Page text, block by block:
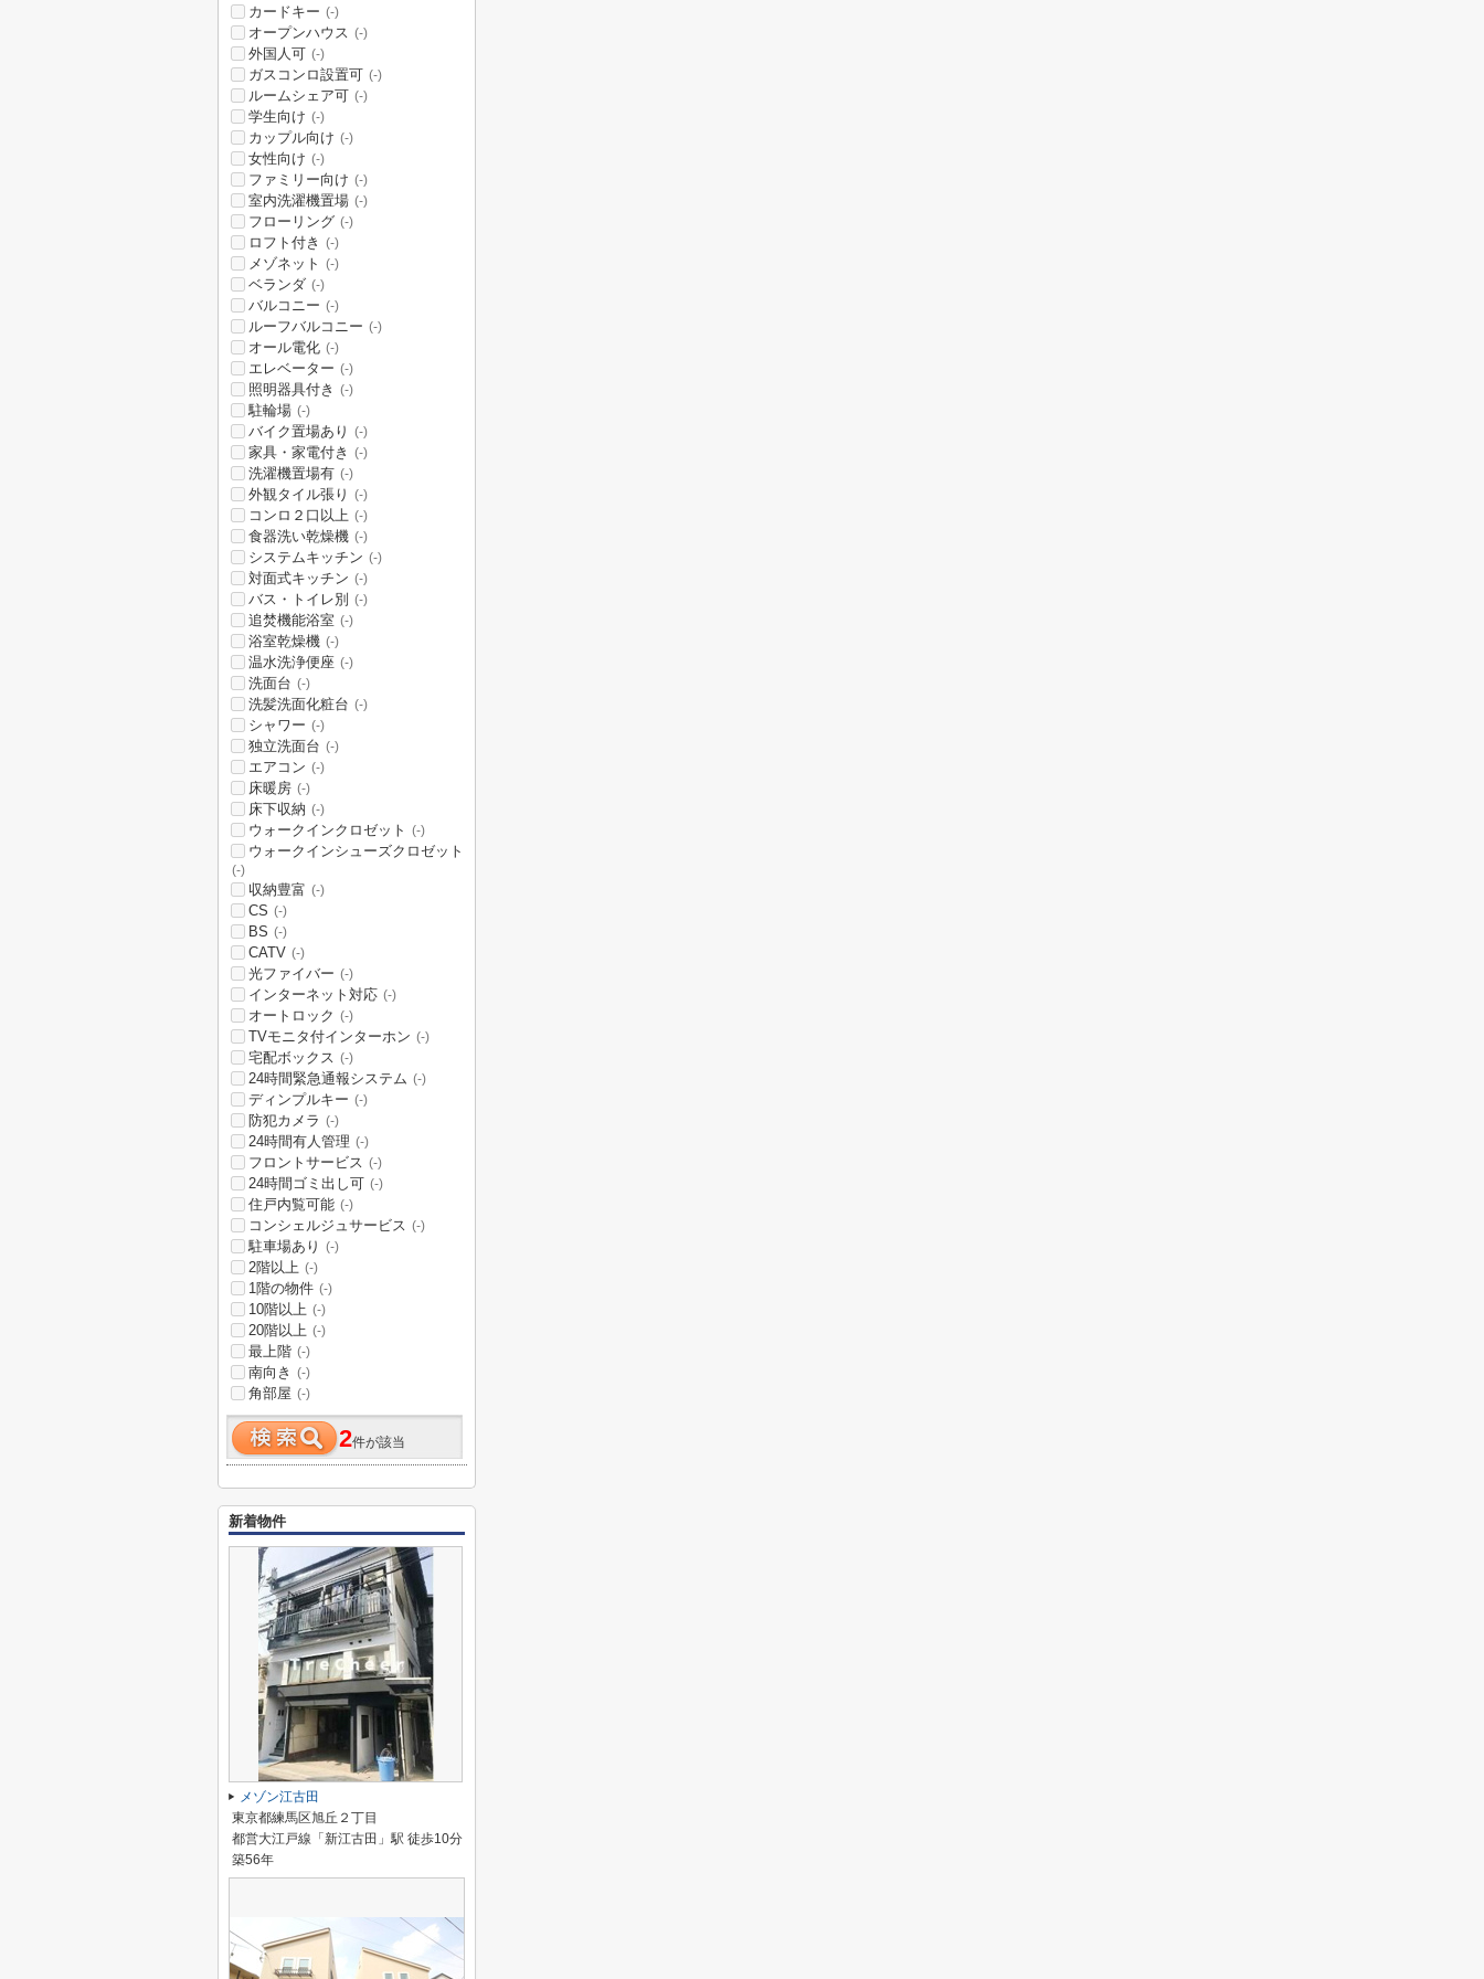
カードキー (-)
オープンハウス (-)
外国人可 (-)
ガスコンロ設置可 (-)
ルームシェア可 (-)
学生向け (-)
カップル向け (-)
女性向け (-)
ファミリー向け (-)
室内洗濯機置場 (-)
フローリング (-)
ロフト付き (-)
メゾネット (-)
ベランダ (-)
バルコニー (-)
ルーフバルコニー (-)
オール電化 (-)
エレベーター (-)
照明器具付き (-)
駐輪場 (-)
バイク置場あり (-)
家具・家電付き (-)
洗濯機置場有 (-)
外観タイル張り (-)
コンロ２口以上 (-)
食器洗い乾燥機 (-)
システムキッチン (-)
対面式キッチン (-)
バス・トイレ別 (-)
追焚機能浴室 (-)
浴室乾燥機 (-)
温水洗浄便座 (-)
洗面台 (-)
洗髪洗面化粧台 (-)
シャワー (-)
独立洗面台 (-)
エアコン (-)
床暖房 (-)
床下収納 (-)
ウォークインクロゼット (-)
ウォークインシューズクロゼット
(-)
収納豊富 (-)
CS (-)
BS (-)
CATV (-)
光ファイバー (-)
インターネット対応 (-)
オートロック (-)
TVモニタ付インターホン (-)
宅配ボックス (-)
24時間緊急通報システム (-)
ディンプルキー (-)
防犯カメラ (-)
24時間有人管理 (-)
フロントサービス (-)
24時間ゴミ出し可 (-)
住戸内覧可能 (-)
コンシェルジュサービス (-)
駐車場あり (-)
2階以上 (-)
1階の物件 (-)
10階以上 (-)
20階以上 (-)
最上階 (-)
南向き (-)
角部屋 (-)
2件が該当
新着物件
メゾン江古田
東京都練馬区旭丘２丁目
都営大江戸線「新江古田」駅 徒歩10分
築56年